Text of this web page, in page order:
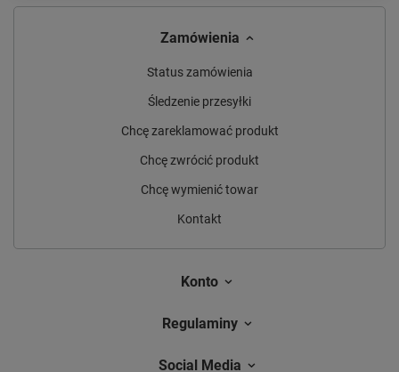
Zamówienia
Status zamówienia
Śledzenie przesyłki
Chcę zareklamować produkt
Chcę zwrócić produkt
Chcę wymienić towar
Kontakt
Konto
Regulaminy
Social Media